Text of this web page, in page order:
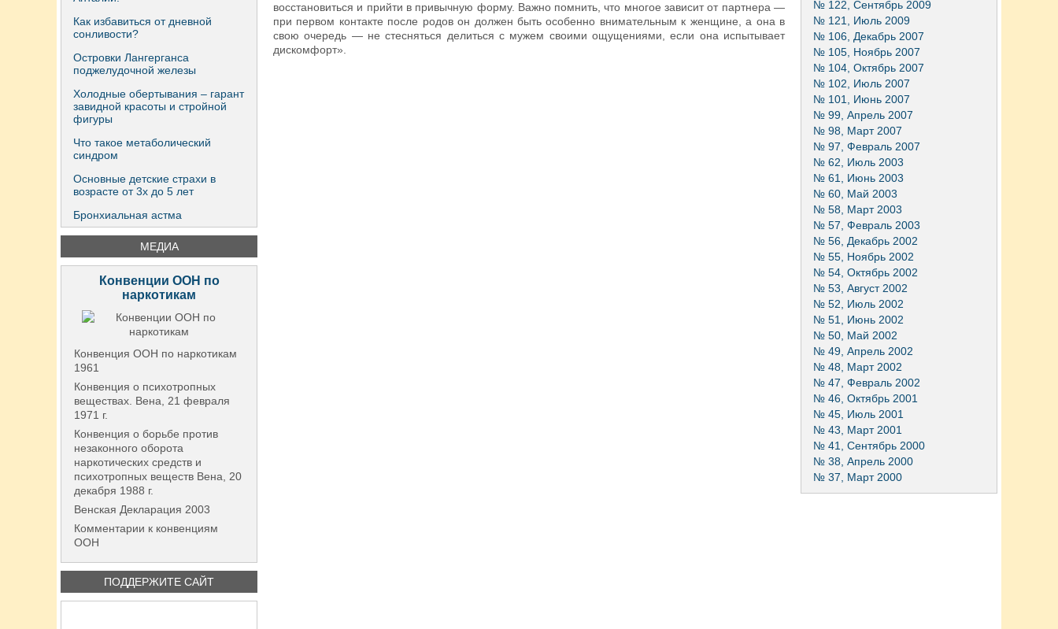
Как избавиться от дневной
сонливости?
Островки Лангерганса
поджелудочной железы
Холодные обертывания – гарант
завидной красоты и стройной
фигуры
Что такое метаболический
синдром
Основные детские страхи в
возрасте от 3х до 5 лет
Бронхиальная астма
МЕДИА
Конвенции ООН по
наркотикам
Конвенция ООН по наркотикам
1961
Конвенция о психотропных
веществах. Вена, 21 февраля
1971 г.
Конвенция о борьбе против
незаконного оборота
наркотических средств и
психотропных веществ Вена, 20
декабря 1988 г.
Венская Декларация 2003
Комментарии к конвенциям
ООН
ПОДДЕРЖИТЕ САЙТ
восстановиться и прийти в привычную форму. Важно помнить, что многое зависит от партнера —
при первом контакте после родов он должен быть особенно внимательным к женщине, а она в
свою очередь — не стесняться делиться с мужем своими ощущениями, если она испытывает
дискомфорт».
№ 122, Сентябрь 2009
№ 121, Июль 2009
№ 106, Декабрь 2007
№ 105, Ноябрь 2007
№ 104, Октябрь 2007
№ 102, Июль 2007
№ 101, Июнь 2007
№ 99, Апрель 2007
№ 98, Март 2007
№ 97, Февраль 2007
№ 62, Июль 2003
№ 61, Июнь 2003
№ 60, Май 2003
№ 58, Март 2003
№ 57, Февраль 2003
№ 56, Декабрь 2002
№ 55, Ноябрь 2002
№ 54, Октябрь 2002
№ 53, Август 2002
№ 52, Июль 2002
№ 51, Июнь 2002
№ 50, Май 2002
№ 49, Апрель 2002
№ 48, Март 2002
№ 47, Февраль 2002
№ 46, Октябрь 2001
№ 45, Июль 2001
№ 43, Март 2001
№ 41, Сентябрь 2000
№ 38, Апрель 2000
№ 37, Март 2000